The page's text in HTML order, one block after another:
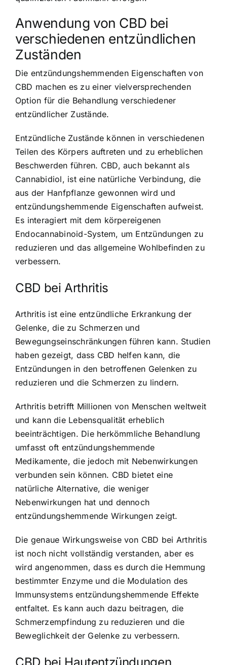
Anwendung von CBD bei
verschiedenen entzündlichen
Zuständen
Die entzündungshemmenden Eigenschaften von
CBD machen es zu einer vielversprechenden
Option für die Behandlung verschiedener
entzündlicher Zustände.
Entzündliche Zustände können in verschiedenen
Teilen des Körpers auftreten und zu erheblichen
Beschwerden führen. CBD, auch bekannt als
Cannabidiol, ist eine natürliche Verbindung, die
aus der Hanfpflanze gewonnen wird und
entzündungshemmende Eigenschaften aufweist.
Es interagiert mit dem körpereigenen
Endocannabinoid-System, um Entzündungen zu
reduzieren und das allgemeine Wohlbefinden zu
verbessern.
CBD bei Arthritis
Arthritis ist eine entzündliche Erkrankung der
Gelenke, die zu Schmerzen und
Bewegungseinschränkungen führen kann. Studien
haben gezeigt, dass CBD helfen kann, die
Entzündungen in den betroffenen Gelenken zu
reduzieren und die Schmerzen zu lindern.
Arthritis betrifft Millionen von Menschen weltweit
und kann die Lebensqualität erheblich
beeinträchtigen. Die herkömmliche Behandlung
umfasst oft entzündungshemmende
Medikamente, die jedoch mit Nebenwirkungen
verbunden sein können. CBD bietet eine
natürliche Alternative, die weniger
Nebenwirkungen hat und dennoch
entzündungshemmende Wirkungen zeigt.
Die genaue Wirkungsweise von CBD bei Arthritis
ist noch nicht vollständig verstanden, aber es
wird angenommen, dass es durch die Hemmung
bestimmter Enzyme und die Modulation des
Immunsystems entzündungshemmende Effekte
entfaltet. Es kann auch dazu beitragen, die
Schmerzempfindung zu reduzieren und die
Beweglichkeit der Gelenke zu verbessern.